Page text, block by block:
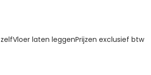
Vloer laten leggenPrijzen exclusief btw